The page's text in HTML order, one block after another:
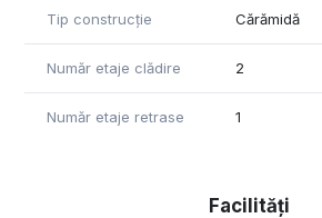
Tip construcție Cărămidă
Număr etaje clădire 2
Număr etaje retrase 1
Facilități